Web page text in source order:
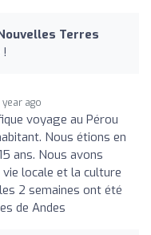
Terres
year ago
voyage au Pérou
Nous étions en
ans. Nous avons
locale et la culture
2 semaines ont été
de Andes